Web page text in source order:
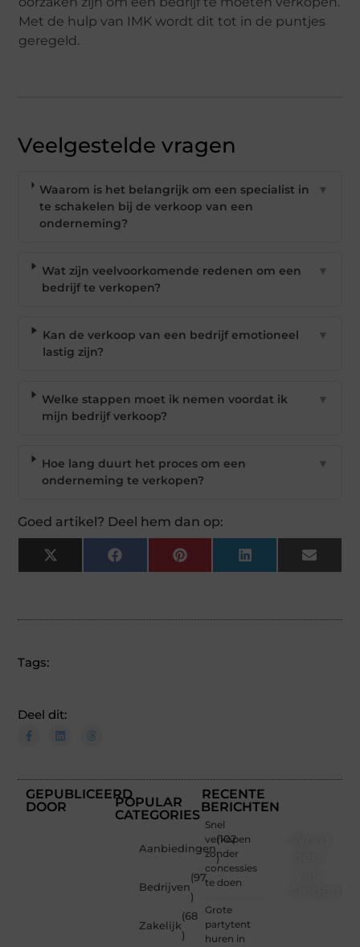
Met de hulp van IMK wordt dit tot in de puntjes
geregeld.
Veelgestelde vragen
Waarom is het belangrijk om een specialist in
te schakelen bij de verkoop van een
onderneming?
▼
Wat zijn veelvoorkomende redenen om een
bedrijf te verkopen?
▼
Kan de verkoop van een bedrijf emotioneel
lastig zijn?
▼
Welke stappen moet ik nemen voordat ik
mijn bedrijf verkoop?
▼
Hoe lang duurt het proces om een
onderneming te verkopen?
▼
Goed artikel? Deel hem dan op:
X
(Twitter)
Facebook Pinterest LinkedIn Email
Tags:
Deel dit:
GEPUBLICEERD
DOOR
POPULAR
CATEGORIES
Aanbiedingen
(102
)
Bedrijven
(97
)
Zakelijk
(68
)
RECENTE
BERICHTEN
Snel
verkopen
zonder
concessies
te doen
Grote
partytent
huren in